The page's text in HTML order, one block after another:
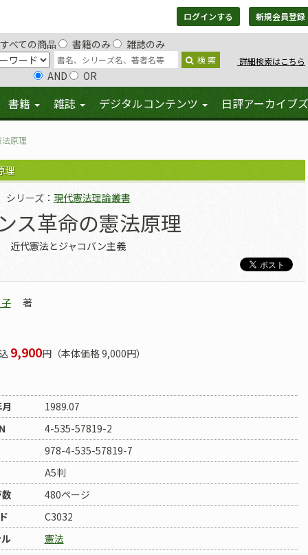
ログインする 新規会員登録
すべての商品 書籍のみ 雑誌のみ
検 索 詳細検索はこちら
AND OR
書籍 雑誌 デジタルコンテンツ 日評アーカイブズ
原理
理
シリーズ： 現代憲法理論叢書
ス革命の憲法原理
近代憲法とジャコバン主義
著
9,900円（本体価格 9,000円）
1989.07
4-535-57819-2
978-4-535-57819-7
A5判
480ページ
C3032
憲法